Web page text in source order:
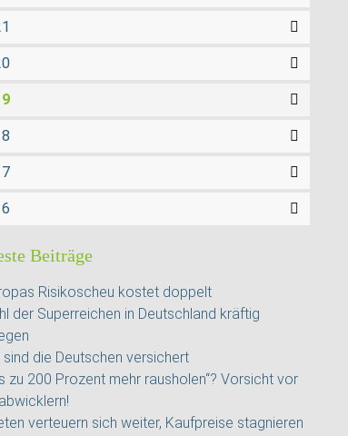
Beiträge
Risikoscheu kostet doppelt
der Superreichen in Deutschland kräftig
sind die Deutschen versichert
zu 200 Prozent mehr rausholen“? Vorsicht vor
verteuern sich weiter, Kaufpreise stagnieren